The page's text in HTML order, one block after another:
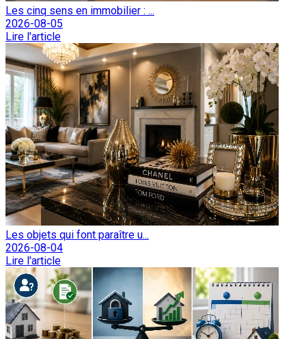
Les cinq sens en immobilier : ...
2026-08-05
Lire l'article
Les objets qui font paraître u...
2026-08-04
Lire l'article